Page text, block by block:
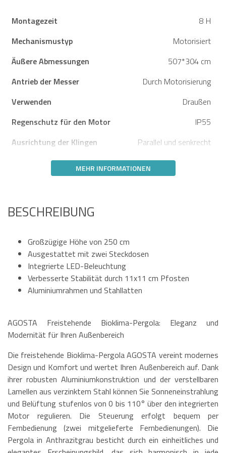
Montagezeit
8 H
Mechanismustyp
Motorisiert
Äußere Abmessungen
507*304 cm
Antrieb der Messer
Durch Motorisierung
Verwenden
Draußen
Regenschutz für den Motor
IP55
Ausrichtung der Klingen
Parallel und senkrecht
MEHR INFORMATIONEN
BESCHREIBUNG
Großzügige Höhe von 250 cm
Ausgestattet mit zwei Steckdosen
Integrierte LED-Beleuchtung
Verbesserte Stabilität durch 11x11 cm Pfosten
Aluminiumrahmen und Stahllatten
AGOSTA Freistehende Bioklima-Pergola: Eleganz und
Modernität für Ihren Außenbereich
Die freistehende Bioklima-Pergola AGOSTA vereint modernes
Design und Komfort und wertet Ihren Außenbereich auf. Dank
ihrer robusten Aluminiumkonstruktion und der verstellbaren
Lamellen aus verzinktem Stahl können Sie Sonneneinstrahlung
und Belüftung stufenlos von 0 bis 110° über den integrierten
Motor regulieren. Die Steuerung erfolgt bequem per
Fernbedienung (zwei mitgelieferte Fernbedienungen). Die
Pergola in Anthrazitgrau besticht durch ein einheitliches und